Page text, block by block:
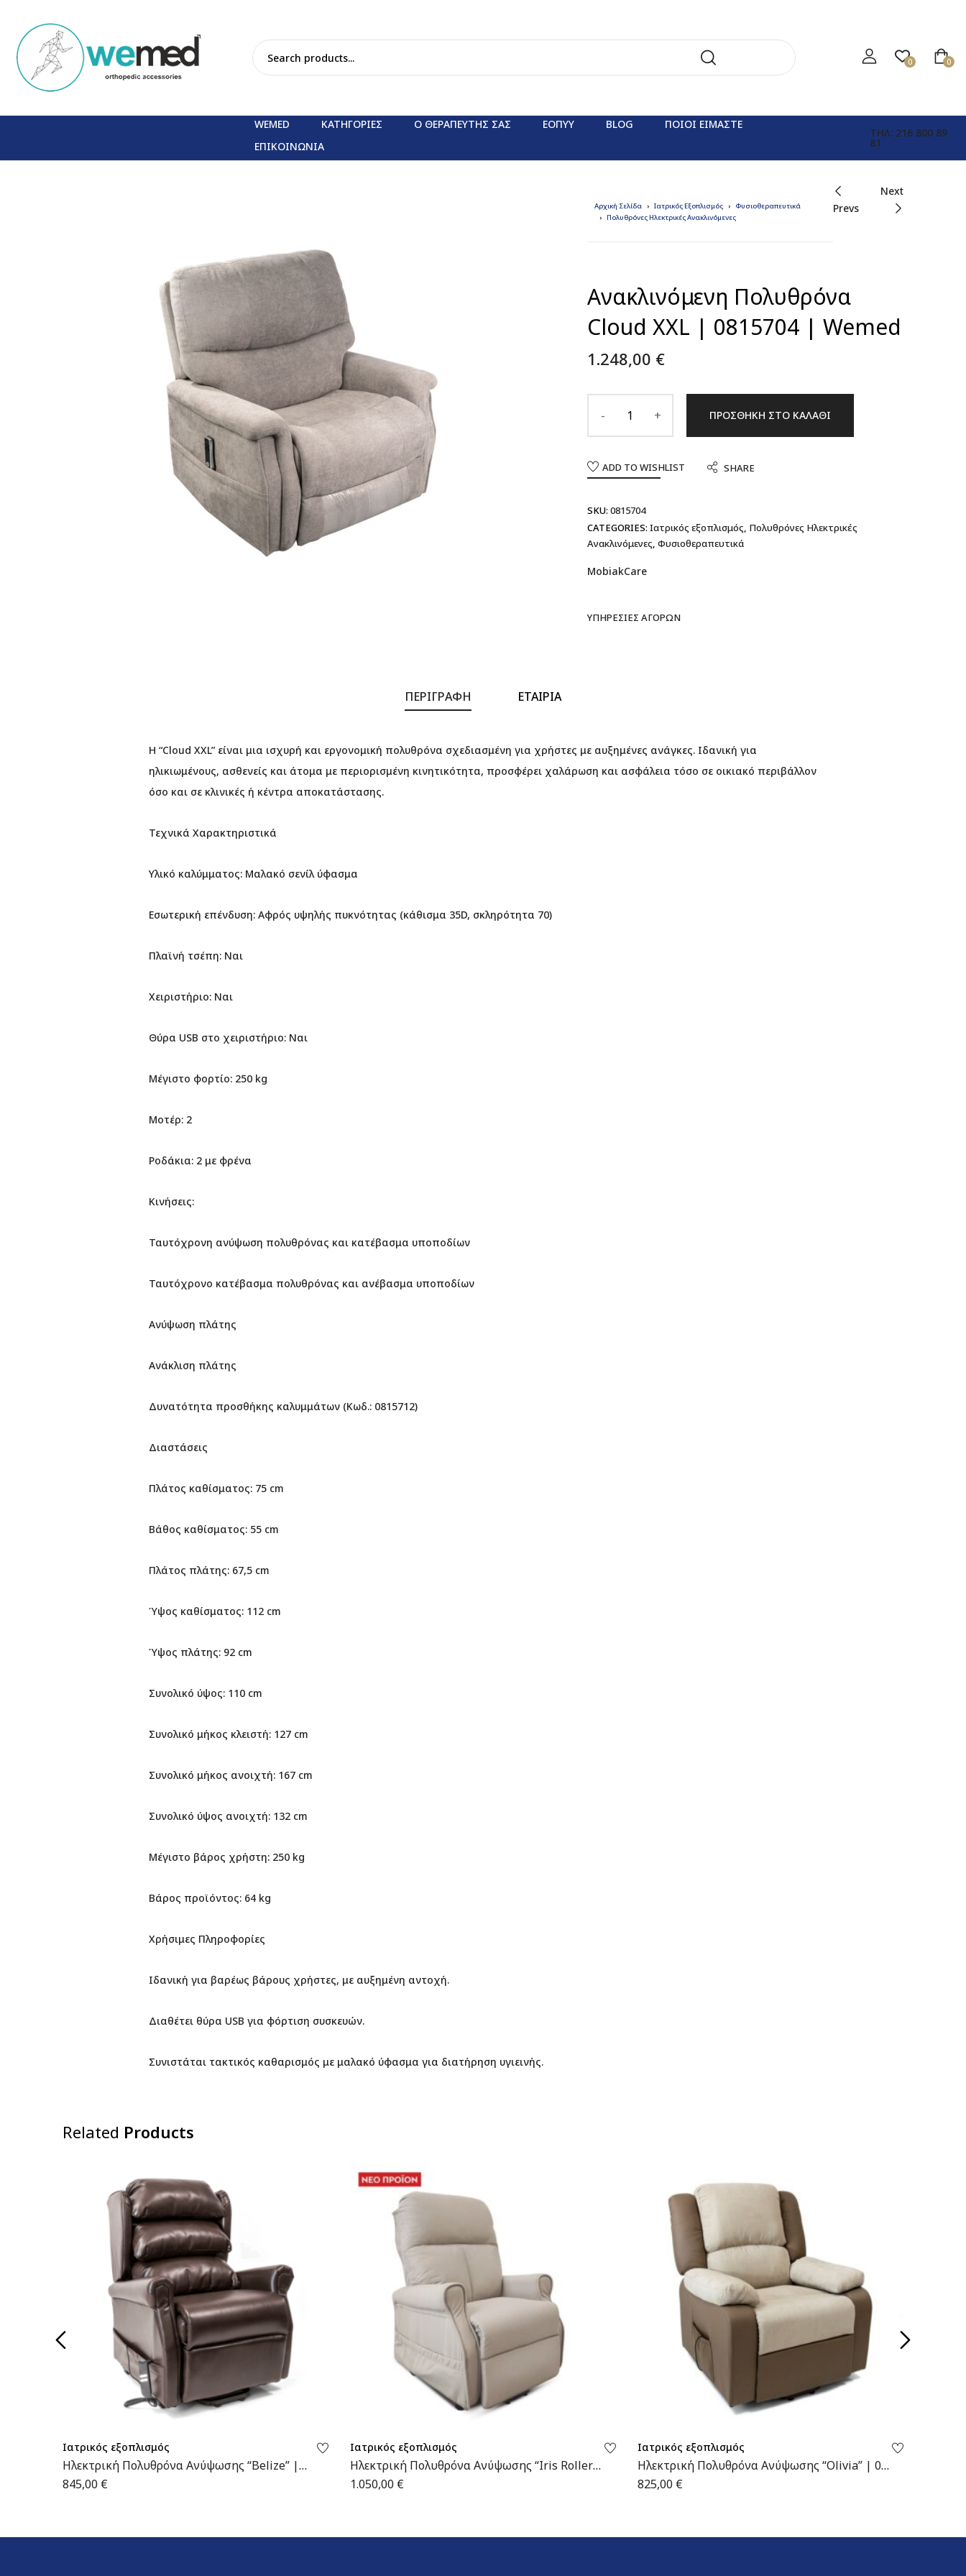
0
0
WEMED ΚΑΤΗΓΟΡΊΕΣ Ο ΘΕΡΑΠΕΥΤΗΣ ΣΑΣ ΕΟΠΥΥ BLOG
ΠΟΙΟΙ ΕΙΜΑΣΤΕ
ΕΠΙΚΟΙΝΩΝΙΑ
ΤΗΛ: 216 800 89
81
Αρχική Σελίδα Ιατρικός Εξοπλισμός
Φυσιοθεραπευτικά
Πολυθρόνες Ηλεκτρικές Ανακλινόμενες
Prevs
Next
Ανακλινόμενη Πολυθρόνα
Cloud XXL | 0815704 | Wemed
1.248,00 €
ΠΡΟΣΘΉΚΗ ΣΤΟ ΚΑΛΆΘΙ
ADD TO WISHLIST SHARE
SKU: 0815704
CATEGORIES: Ιατρικός εξοπλισμός, Πολυθρόνες Ηλεκτρικές
Ανακλινόμενες, Φυσιοθεραπευτικά
MobiakCare
ΥΠΗΡΕΣΊΕΣ ΑΓΟΡΏΝ
ΠΕΡΙΓΡΑΦΉ ΕΤΑΙΡΊΑ
Η “Cloud XXL” είναι μια ισχυρή και εργονομική πολυθρόνα σχεδιασμένη για χρήστες με αυξημένες ανάγκες. Ιδανική για
ηλικιωμένους, ασθενείς και άτομα με περιορισμένη κινητικότητα, προσφέρει χαλάρωση και ασφάλεια τόσο σε οικιακό περιβάλλον
όσο και σε κλινικές ή κέντρα αποκατάστασης.
Τεχνικά Χαρακτηριστικά
Υλικό καλύμματος: Μαλακό σενίλ ύφασμα
Εσωτερική επένδυση: Αφρός υψηλής πυκνότητας (κάθισμα 35D, σκληρότητα 70)
Πλαϊνή τσέπη: Ναι
Χειριστήριο: Ναι
Θύρα USB στο χειριστήριο: Ναι
Μέγιστο φορτίο: 250 kg
Μοτέρ: 2
Ροδάκια: 2 με φρένα
Κινήσεις:
Ταυτόχρονη ανύψωση πολυθρόνας και κατέβασμα υποποδίων
Ταυτόχρονο κατέβασμα πολυθρόνας και ανέβασμα υποποδίων
Ανύψωση πλάτης
Ανάκλιση πλάτης
Δυνατότητα προσθήκης καλυμμάτων (Κωδ.: 0815712)
Διαστάσεις
Πλάτος καθίσματος: 75 cm
Βάθος καθίσματος: 55 cm
Πλάτος πλάτης: 67,5 cm
Ύψος καθίσματος: 112 cm
Ύψος πλάτης: 92 cm
Συνολικό ύψος: 110 cm
Συνολικό μήκος κλειστή: 127 cm
Συνολικό μήκος ανοιχτή: 167 cm
Συνολικό ύψος ανοιχτή: 132 cm
Μέγιστο βάρος χρήστη: 250 kg
Βάρος προϊόντος: 64 kg
Χρήσιμες Πληροφορίες
Ιδανική για βαρέως βάρους χρήστες, με αυξημένη αντοχή.
Διαθέτει θύρα USB για φόρτιση συσκευών.
Συνιστάται τακτικός καθαρισμός με μαλακό ύφασμα για διατήρηση υγιεινής.
Related Products
Ιατρικός εξοπλισμός
Ηλεκτρική Πολυθρόνα Ανύψωσης “Belize” |
09-2-026 | Wemed
845,00 €
Ιατρικός εξοπλισμός
Ηλεκτρική Πολυθρόνα Ανύψωσης “Iris Roller”
| 09-2-149 | Wemed
1.050,00 €
Ιατρικός εξοπλισμός
Ηλεκτρική Πολυθρόνα Ανύψωσης “Olivia” | 09-
2-125 | Wemed
825,00 €